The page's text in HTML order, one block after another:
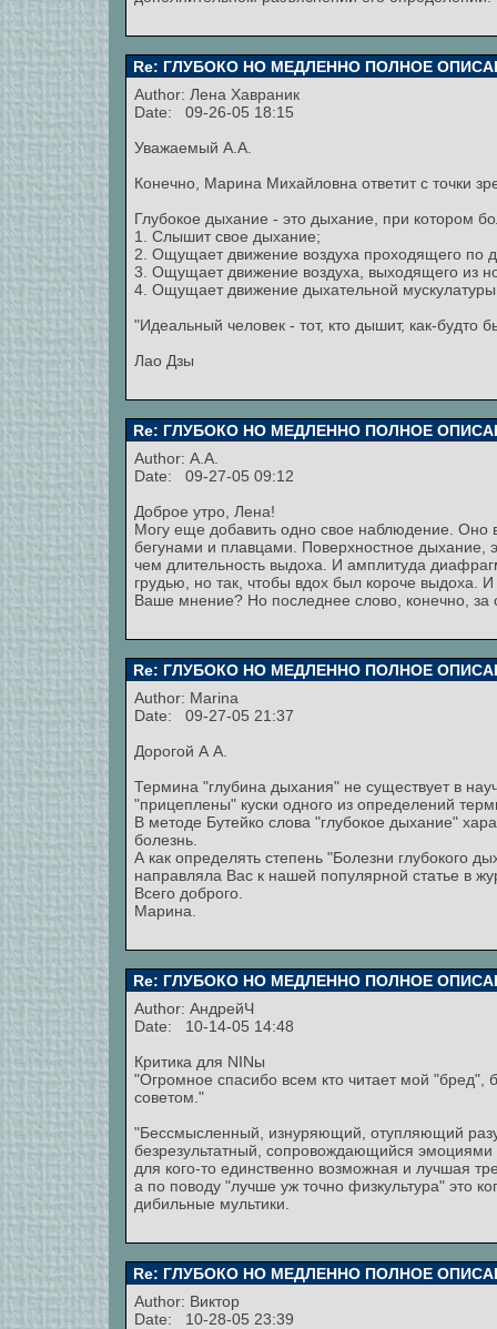
Re: ГЛУБОКО НО МЕДЛЕННО ПОЛНОЕ
Author: Лена Хавраник
Date: 09-26-05 18:15
Уважаемый А.А.
Конечно, Марина Михайловна ответит с точки
Глубокое дыхание - это дыхание, при котором
1. Слышит свое дыхание;
2. Ощущает движение воздуха проходящего по
3. Ощущает движение воздуха, выходящего из
4. Ощущает движение дыхательной
"Идеальный человек - тот, кто дышит, как-
Лао Дзы
Re: ГЛУБОКО НО МЕДЛЕННО ПОЛНОЕ
Author: А.А.
Date: 09-27-05 09:12
Доброе утро, Лена!
Могу еще добавить одно свое наблюдение. Оно
бегунами и плавцами. Поверхностное дыхание,
чем длительность выдоха. И амплитуда
грудью, но так, чтобы вдох был короче выдоха.
Ваше мнение? Но последнее слово, конечно, за
Re: ГЛУБОКО НО МЕДЛЕННО ПОЛНОЕ
Author: Marina
Date: 09-27-05 21:37
Дорогой А А.
Термина "глубина дыхания" не существует в
"прицеплены" куски одного из определений
В методе Бутейко слова "глубокое дыхание"
болезнь.
А как определять степень "Болезни глубокого
направляла Вас к нашей популярной статье в
Всего доброго.
Марина.
Re: ГЛУБОКО НО МЕДЛЕННО ПОЛНОЕ
Author: АндрейЧ
Date: 10-14-05 14:48
Критика для NINы
"Огромное спасибо всем кто читает мой "бред",
советом."
"Бессмысленный, изнуряющий, отупляющий
безрезультатный, сопровождающийся эмоциями
для кого-то единственно возможная и лучшая
а по поводу "лучше уж точно физкультура" это
дибильные мультики.
Re: ГЛУБОКО НО МЕДЛЕННО ПОЛНОЕ
Author: Виктор
Date: 10-28-05 23:39